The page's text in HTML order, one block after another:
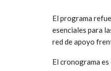
El programa
esenciales para
red de apoyo
El cronograma